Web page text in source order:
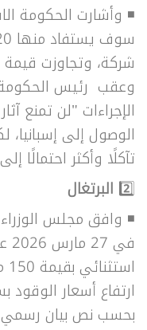
◾ وأشارت الحكومة
وعقب رئيس
الإجراءات "لن تمنع
الوصول إلى
تآكلًا وأكثر احتمالًا
2️⃣ البرتغال
◾ وافق مجلس
ارتفاع أسعار
بحسب نص بيان رسمي